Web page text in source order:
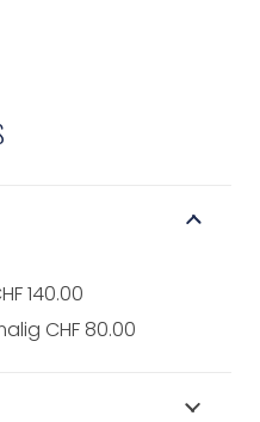
140.00
CHF 80.00